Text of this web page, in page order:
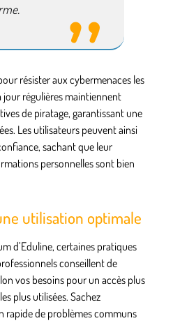
résister aux cybermenaces les
jour régulières maintiennent
de piratage, garantissant une
Les utilisateurs peuvent ainsi
sachant que leur
personnelles sont bien
utilisation optimale
d’Eduline, certaines pratiques
conseillent de
vos besoins pour un accès plus
plus utilisées. Sachez
rapide de problèmes communs